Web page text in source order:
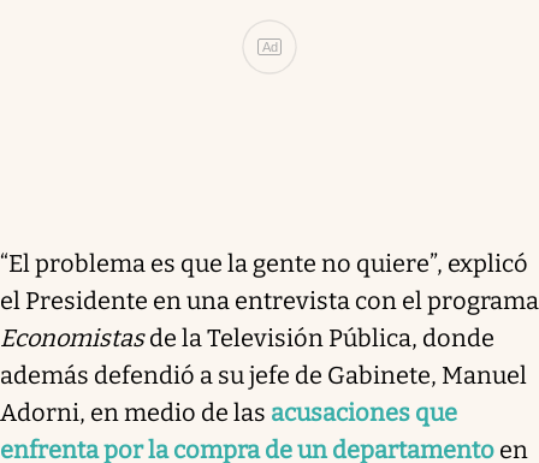
Ad
“El problema es que la gente no quiere”, explicó
el Presidente en una entrevista con el programa
Economistasde la Televisión Pública, donde
además defendió a su jefe de Gabinete, Manuel
Adorni, en medio de las acusaciones que
enfrenta por la compra de un departamento en